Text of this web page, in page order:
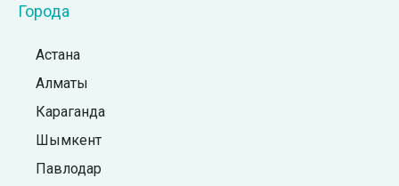
Города
Астана
Алматы
Караганда
Шымкент
Павлодар